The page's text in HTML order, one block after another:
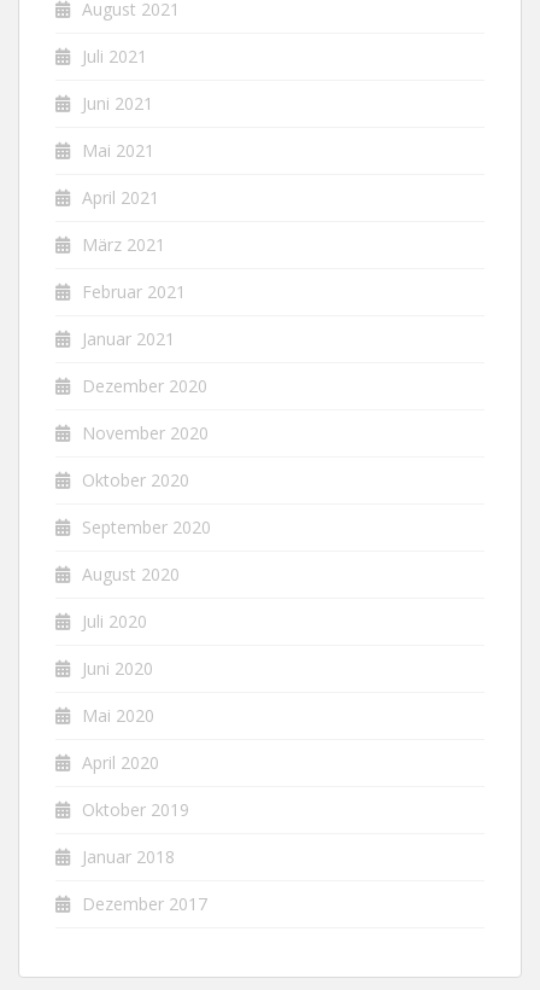
August 2021
Juli 2021
Juni 2021
Mai 2021
April 2021
März 2021
Februar 2021
Januar 2021
Dezember 2020
November 2020
Oktober 2020
September 2020
August 2020
Juli 2020
Juni 2020
Mai 2020
April 2020
Oktober 2019
Januar 2018
Dezember 2017